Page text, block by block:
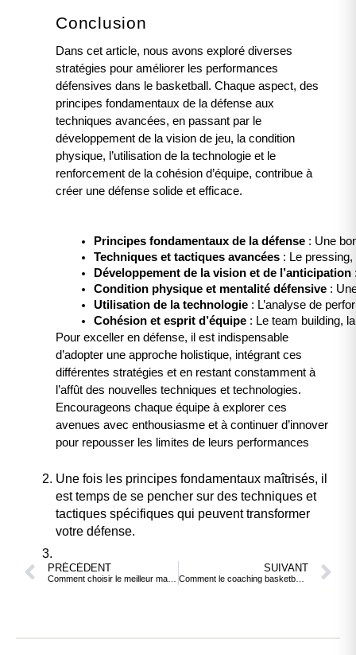
Conclusion
Dans cet article, nous avons exploré diverses
stratégies pour améliorer les performances
défensives dans le basketball. Chaque aspect, des
principes fondamentaux de la défense aux
techniques avancées, en passant par le
développement de la vision de jeu, la condition
physique, l’utilisation de la technologie et le
renforcement de la cohésion d’équipe, contribue à
créer une défense solide et efficace.
Principes fondamentaux de la défense : Une
Techniques et tactiques avancées : Le pressing,
Développement de la vision et de l’anticipation
Condition physique et mentalité défensive :
Utilisation de la technologie : L’analyse de
Cohésion et esprit d’équipe : Le team building,
Pour exceller en défense, il est indispensable
d’adopter une approche holistique, intégrant ces
différentes stratégies et en restant constamment à
l’affût des nouvelles techniques et technologies.
Encourageons chaque équipe à explorer ces
avenues avec enthousiasme et à continuer d’innover
pour repousser les limites de leurs performances
Une fois les principes fondamentaux maîtrisés, il
est temps de se pencher sur des techniques et
tactiques spécifiques qui peuvent transformer
votre défense.
PRÉCÉDENT SUIVANT
Comment le coaching basketball influence-t-il la stratégie de jeu ?